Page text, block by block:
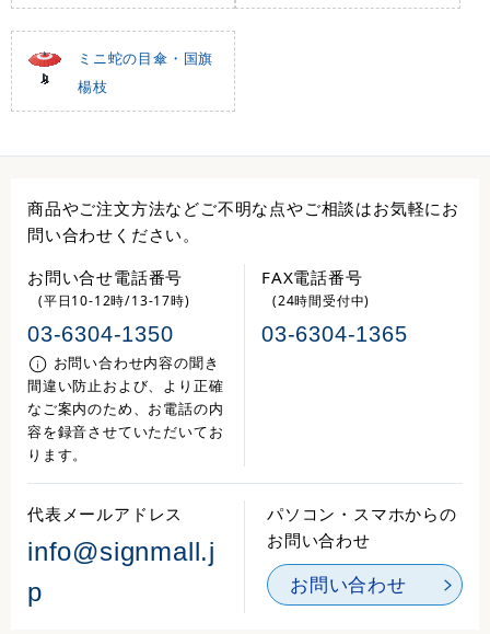
ミニ蛇の目傘・国旗
楊枝
商品やご注文方法などご不明な点やご相談はお気軽にお
問い合わせください。
お問い合せ電話番号
(平日10-12時/13-17時)
03-6304-1350
お問い合わせ内容の聞き
間違い防止および、より正確
なご案内のため、お電話の内
容を録音させていただいてお
ります。
FAX電話番号
(24時間受付中)
03-6304-1365
代表メールアドレス
info@signmall.j
p
パソコン・スマホからの
お問い合わせ
お問い合わせ